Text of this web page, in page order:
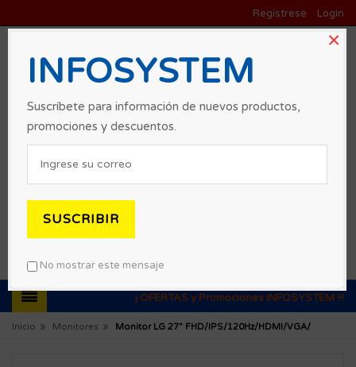
Regístrese Login
¡ OFERTAS y Promociones INFOSYSTEM !!!
Inicio » Monitores » Monitor LG 27” FHD/IPS/120Hz/HDMI/VGA/
×
INFOSYSTEM
Suscríbete para información de nuevos productos,
promociones y descuentos.
SUSCRIBIR
No mostrar este mensaje